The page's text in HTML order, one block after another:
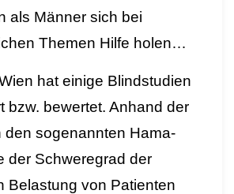
als Männer sich bei
Themen Hilfe holen…
hat einige Blindstudien
bzw. bewertet. Anhand der
den sogenannten Hama-
der Schweregrad der
Belastung von Patienten